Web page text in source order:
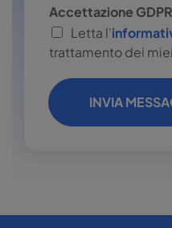
Accettazione GDPR
Letta l'
trattamento dei
INVIA